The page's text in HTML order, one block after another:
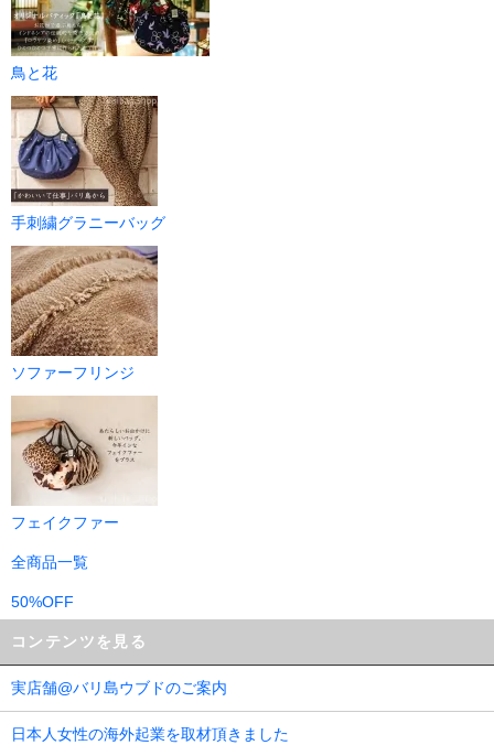
鳥と花
手刺繍グラニーバッグ
ソファーフリンジ
フェイクファー
全商品一覧
50%OFF
コンテンツを見る
実店舗@バリ島ウブドのご案内
日本人女性の海外起業を取材頂きました